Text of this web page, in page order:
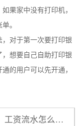
果家中没有打印机，
。
对于第一次要打印银
想要自己自助打印银
的用户可以先开通，
工资流水怎么查？一定要去银行吗？